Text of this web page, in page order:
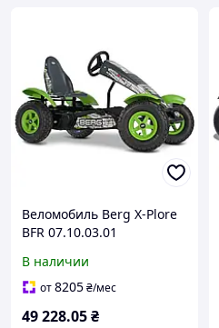
Веломобиль Berg X-Plore
BFR 07.10.03.01
В наличии
от8205₴/мес
49 228.05₴